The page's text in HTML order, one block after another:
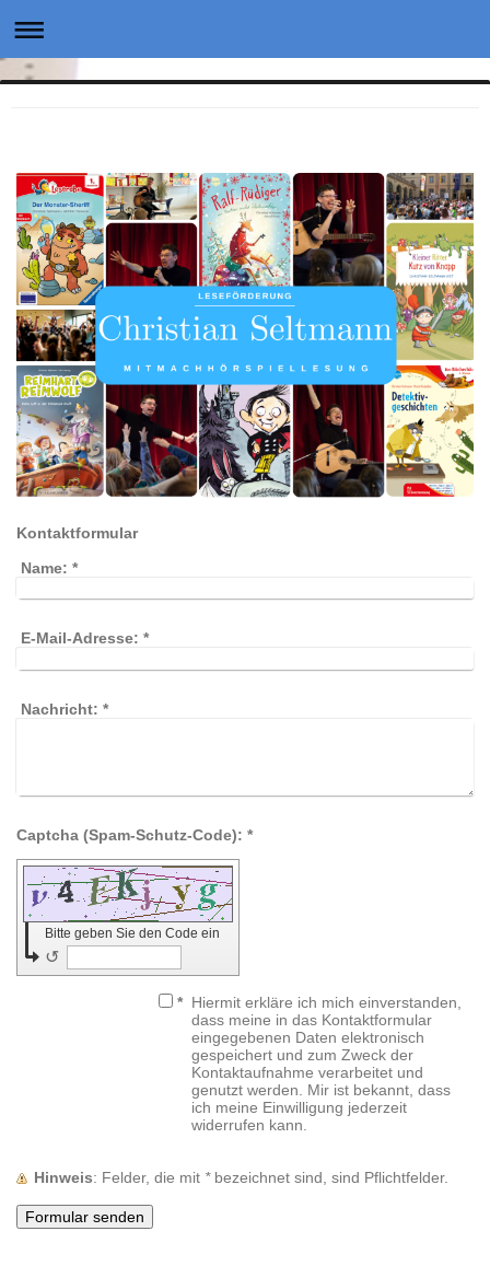
Kontaktformular
Name: *
E-Mail-Adresse: *
Nachricht: *
Captcha (Spam-Schutz-Code): *
Bitte geben Sie den Code ein
↺
* Hiermit erkläre ich mich einverstanden,
dass meine in das Kontaktformular
eingegebenen Daten elektronisch
gespeichert und zum Zweck der
Kontaktaufnahme verarbeitet und
genutzt werden. Mir ist bekannt, dass
ich meine Einwilligung jederzeit
widerrufen kann.
Hinweis : Felder, die mit *bezeichnet sind, sind Pflichtfelder.